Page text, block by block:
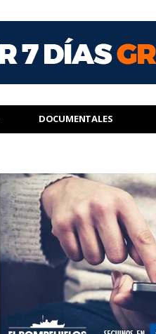
DOCUMENTALES